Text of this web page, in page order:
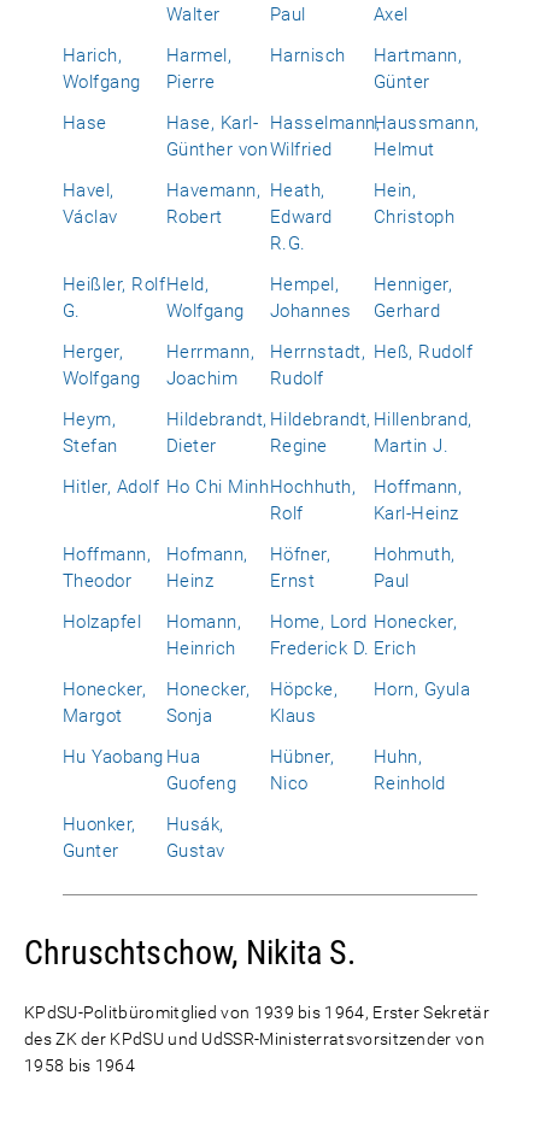
Walter
Paul
Axel
Harich,
Wolfgang
Harmel,
Pierre
Harnisch
Hartmann,
Günter
Hase
Hase, Karl-
Günther von
Hasselmann,
Wilfried
Haussmann,
Helmut
Havel,
Václav
Havemann,
Robert
Heath,
Edward
R.G.
Hein,
Christoph
Heißler, Rolf
G.
Held,
Wolfgang
Hempel,
Johannes
Henniger,
Gerhard
Herger,
Wolfgang
Herrmann,
Joachim
Herrnstadt,
Rudolf
Heß, Rudolf
Heym,
Stefan
Hildebrandt,
Dieter
Hildebrandt,
Regine
Hillenbrand,
Martin J.
Hitler, Adolf Ho Chi MinhHochhuth,
Rolf
Hoffmann,
Karl-Heinz
Hoffmann,
Theodor
Hofmann,
Heinz
Höfner,
Ernst
Hohmuth,
Paul
Holzapfel
Homann,
Heinrich
Home, Lord
Frederick D.
Honecker,
Erich
Honecker,
Margot
Honecker,
Sonja
Höpcke,
Klaus
Horn, Gyula
Hu Yaobang Hua
Guofeng
Hübner,
Nico
Huhn,
Reinhold
Huonker,
Gunter
Husák,
Gustav
Chruschtschow, Nikita S.
KPdSU-Politbüromitglied von 1939 bis 1964, Erster Sekretär
des ZK der KPdSU und UdSSR-Ministerratsvorsitzender von
1958 bis 1964